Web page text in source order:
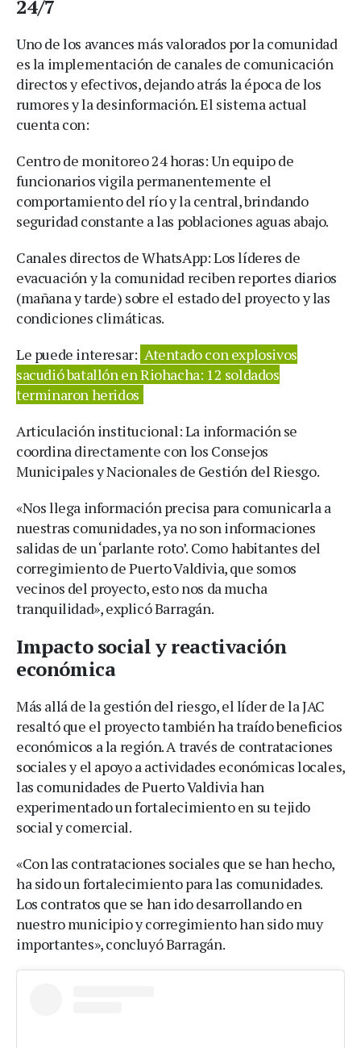
24/7
Uno de los avances más valorados por la comunidad
es la implementación de canales de comunicación
directos y efectivos, dejando atrás la época de los
rumores y la desinformación. El sistema actual
cuenta con:
Centro de monitoreo 24 horas: Un equipo de
funcionarios vigila permanentemente el
comportamiento del río y la central, brindando
seguridad constante a las poblaciones aguas abajo.
Canales directos de WhatsApp: Los líderes de
evacuación y la comunidad reciben reportes diarios
(mañana y tarde) sobre el estado del proyecto y las
condiciones climáticas.
Le puede interesar: Atentado con explosivos
sacudió batallón en Riohacha: 12 soldados
terminaron heridos
Articulación institucional: La información se
coordina directamente con los Consejos
Municipales y Nacionales de Gestión del Riesgo.
«Nos llega información precisa para comunicarla a
nuestras comunidades, ya no son informaciones
salidas de un ‘parlante roto’. Como habitantes del
corregimiento de Puerto Valdivia, que somos
vecinos del proyecto, esto nos da mucha
tranquilidad», explicó Barragán.
Impacto social y reactivación
económica
Más allá de la gestión del riesgo, el líder de la JAC
resaltó que el proyecto también ha traído beneficios
económicos a la región. A través de contrataciones
sociales y el apoyo a actividades económicas locales,
las comunidades de Puerto Valdivia han
experimentado un fortalecimiento en su tejido
social y comercial.
«Con las contrataciones sociales que se han hecho,
ha sido un fortalecimiento para las comunidades.
Los contratos que se han ido desarrollando en
nuestro municipio y corregimiento han sido muy
importantes», concluyó Barragán.